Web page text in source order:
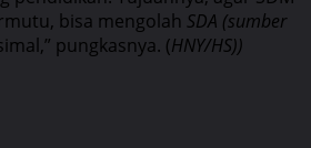
bisa mengolah SDA (sumber
pungkasnya. (HNY/HS))